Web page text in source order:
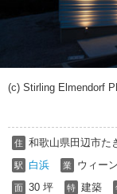
(c) Stirling Elmendorf
住 和歌山県田辺市た
駅 白浜 業 ウィー
面 30 坪 特 建築